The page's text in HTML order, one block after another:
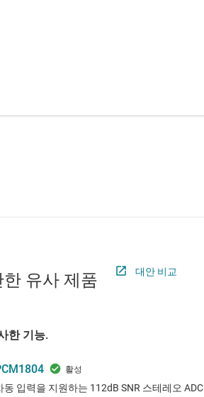
유사 제품 대안 비교
한 기능.
동 입력을 지원하는 112dB SNR 스테레오 ADC